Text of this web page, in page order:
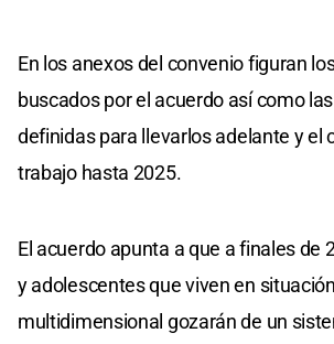
En los anexos del convenio figuran
buscados por el acuerdo así como
definidas para llevarlos adelante y el
trabajo hasta 2025.
El acuerdo apunta a que a finales de
y adolescentes que viven en
multidimensional gozarán de un